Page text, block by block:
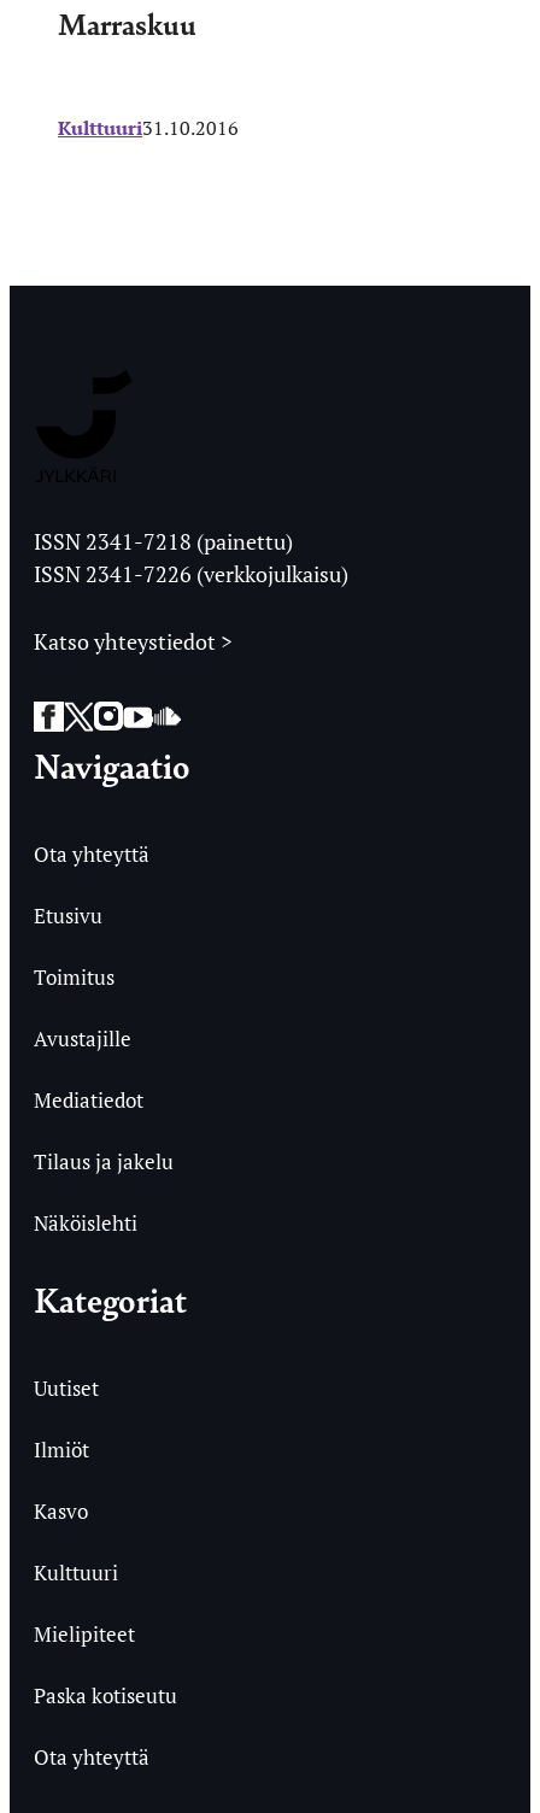
Marraskuu
Kulttuuri31.10.2016
Ylioppilaslehti
ISSN 2341-7218 (painettu)
ISSN 2341-7226 (verkkojulkaisu)
Katso yhteystiedot >
Facebook
Twitter
Instagram
YouTube
SoundCloud
Navigaatio
Ota yhteyttä
Etusivu
Toimitus
Avustajille
Mediatiedot
Tilaus ja jakelu
Näköislehti
Kategoriat
Uutiset
Ilmiöt
Kasvo
Kulttuuri
Mielipiteet
Paska kotiseutu
Ota yhteyttä